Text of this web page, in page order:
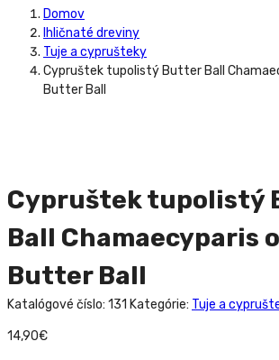
Domov
Ihličnaté dreviny
Tuje a cyprušteky
Cypruštek tupolistý Butter Ball
Butter Ball
Cypruštek tupolistý
Ball Chamaecyparis
Butter Ball
Katalógové číslo: 131 Kategórie: Tuje a
14,90€